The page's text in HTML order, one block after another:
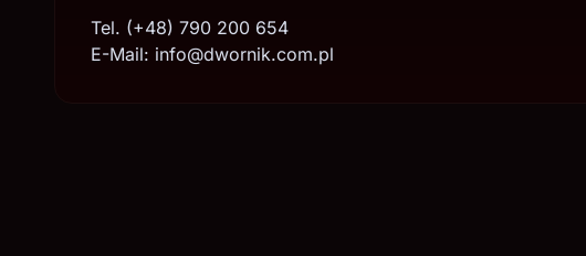
Tel. (+48) 790 200 654
E-Mail: info@dwornik.com.pl